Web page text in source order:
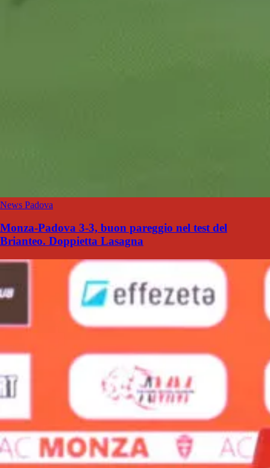
News Padova
Monza-Padova 3-3, buon pareggio nel test del
Brianteo. Doppietta Lasagna